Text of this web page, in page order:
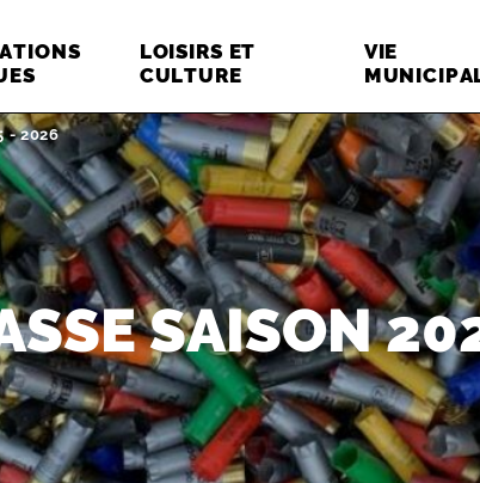
LOISIRS ET
CULTURE
VIE
- 2026
SAISON